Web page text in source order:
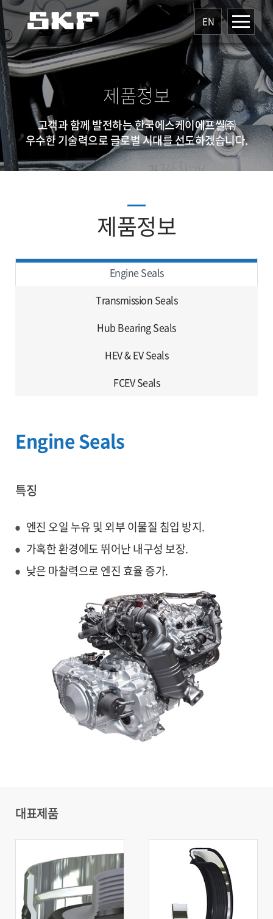
EN
제품정보
고객과 함께 발전하는 한국에스케이에프씰㈜
우수한 기술력으로 글로벌 시대를 선도하겠습니다.
제품정보
Engine Seals
Transmission Seals
Hub Bearing Seals
HEV & EV Seals
FCEV Seals
Engine Seals
특징
엔진 오일 누유 및 외부 이물질 침입 방지.
가혹한 환경에도 뛰어난 내구성 보장.
낮은 마찰력으로 엔진 효율 증가.
대표제품